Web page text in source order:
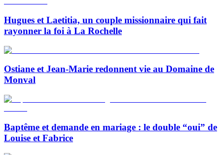
Hugues et Laetitia, un couple missionnaire qui fait
rayonner la foi à La Rochelle
Ostiane et Jean-Marie redonnent vie au Domaine de
Monval
Baptême et demande en mariage : le double “oui” de
Louise et Fabrice